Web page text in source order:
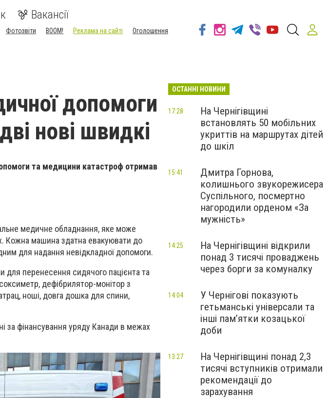
Вакансії
Фотозвіти BOOM! Реклама на сайті
Оголошення
допомоги
нові швидкі
та медицини катастроф отримав
медичне обладнання, яке може
Кожна машина здатна евакуювати до
для надання невідкладної допомоги.
для перенесення сидячого пацієнта та
дефібрилятор-монітор з
ноші, довга дошка для спини,
за фінансування уряду Канади в межах
ОСТАННІ НОВИНИ
На Чернігівщині
встановлять 50 мобільних
укриттів на маршрутах дітей
до шкіл
17:28
Дмитра Горнова,
колишнього звукорежисера
Суспільного, посмертно
нагородили орденом «За
мужність»
15:41
На Чернігівщині відкрили
понад 3 тисячі проваджень
через борги за комуналку
14:25
У Чернігові показують
гетьманські універсали та
інші пам’ятки козацької
доби
14:04
На Чернігівщині понад 2,3
тисячі вступників отримали
рекомендації до
зарахування
13:27